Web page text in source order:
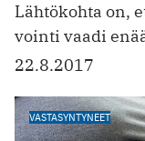
Lähtökohta on,
vointi vaadi
22.8.2017
VASTASYNTYNEET